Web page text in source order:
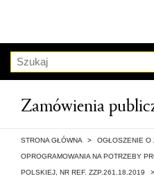
Szukaj
Zamówienia
STRONA GŁÓWNA > OGŁOSZENIE O
OPROGRAMOWANIA NA POTRZEBY
POLSKIEJ, NR REF. ZZP.261.18.2019 >